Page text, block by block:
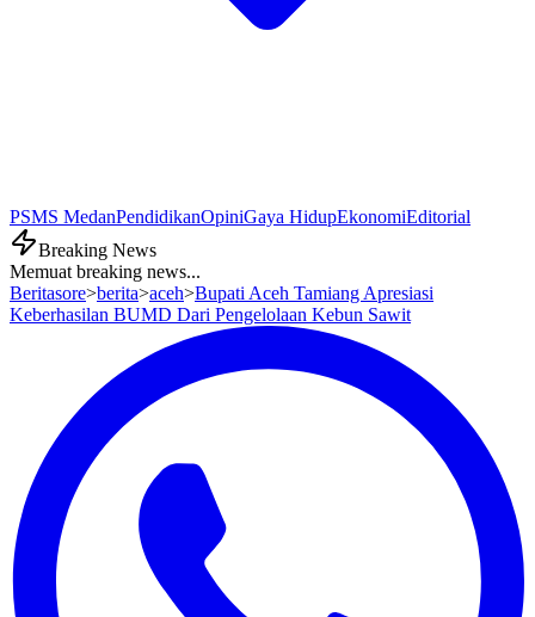
PSMS MedanPendidikanOpiniGaya HidupEkonomiEditorial
Breaking News
Memuat breaking news...
Beritasore>berita>aceh>Bupati Aceh Tamiang Apresiasi
Keberhasilan BUMD Dari Pengelolaan Kebun Sawit